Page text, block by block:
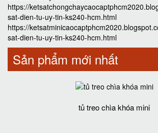
https://
sat-dien-tu-uy-tin-ks240-hcm.html
https://
sat-dien-tu-uy-tin-ks240-hcm.html
Sản phẩm mới nhất
tủ treo chìa khóa mini